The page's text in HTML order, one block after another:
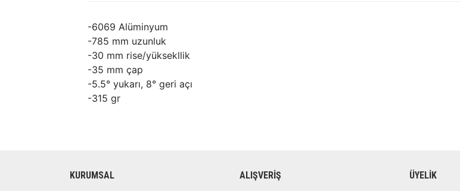
-6069 Alüminyum
-785 mm uzunluk
-30 mm rise/yüksekllik
-35 mm çap
-5.5° yukarı, 8° geri açı
-315 gr
KURUMSAL ALIŞVERİŞ ÜYELİK